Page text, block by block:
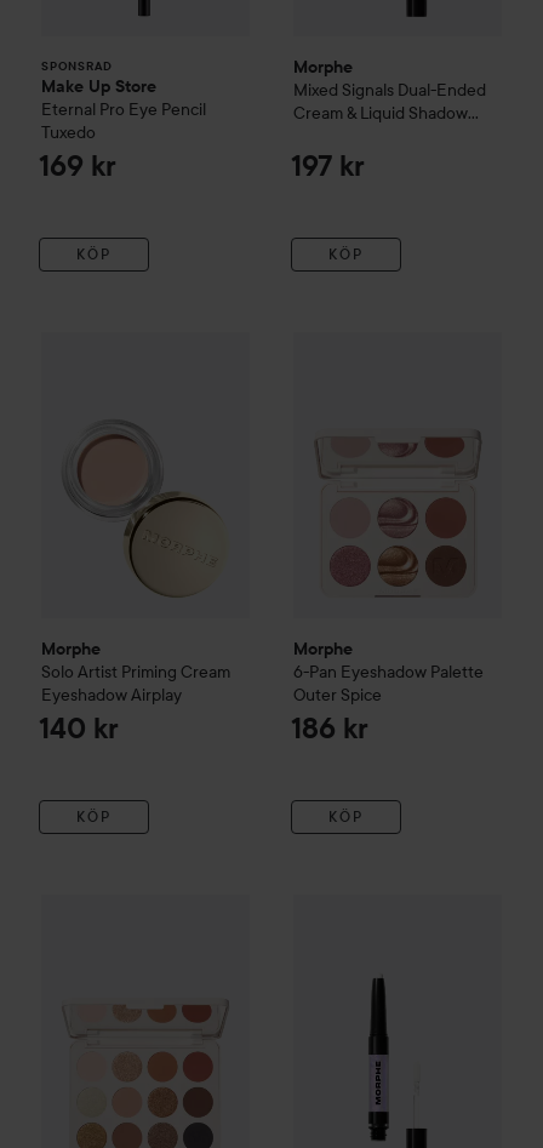
SPONSRAD
Make Up Store
Eternal Pro Eye Pencil
Tuxedo
169 kr
KÖP
Morphe
Mixed Signals Dual-Ended
Cream & Liquid Shadow
197 kr
KÖP
Morphe
Solo Artist Priming Cream
EyeshadowAirplay
140 kr
KÖP
Morphe
6-Pan Eyeshadow Palette
Outer Spice
186 kr
KÖP